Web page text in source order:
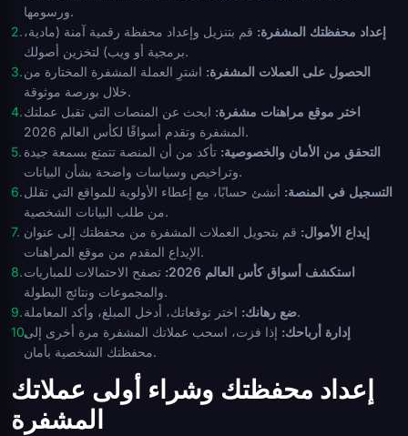
ورسومها.
إعداد محفظتك المشفرة: قم بتنزيل وإعداد محفظة رقمية آمنة (مادية،
برمجية أو ويب) لتخزين أصولك.
الحصول على العملات المشفرة: اشترِ العملة المشفرة المختارة من
خلال بورصة موثوقة.
اختر موقع مراهنات مشفرة: ابحث عن المنصات التي تقبل عملتك
المشفرة وتقدم أسواقًا لكأس العالم 2026.
التحقق من الأمان والخصوصية: تأكد من أن المنصة تتمتع بسمعة جيدة
وتراخيص وسياسات واضحة بشأن البيانات.
التسجيل في المنصة: أنشئ حسابًا، مع إعطاء الأولوية للمواقع التي تقلل
من طلب البيانات الشخصية.
إيداع الأموال: قم بتحويل العملات المشفرة من محفظتك إلى عنوان
الإيداع المقدم من موقع المراهنات.
استكشف أسواق كأس العالم 2026:
تصفح الاحتمالات للمباريات
والمجموعات ونتائج البطولة.
ضع رهانك:اختر توقعاتك، أدخل المبلغ، وأكد المعاملة.
إدارة أرباحك: إذا فزت، اسحب عملاتك المشفرة مرة أخرى إلى
محفظتك الشخصية بأمان.
إعداد محفظتك وشراء أولى عملاتك
المشفرة